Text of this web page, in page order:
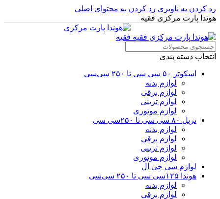
رد کردن به ناوبری رد کردن به محتوای اصلی
هوندا پارت مرکزی فقیه
انتخاب دسته بندی
اسکوتر ۵۰ سی سی تا ۲۵۰ سی‌سی
لوازم بدنه
لوازم برقی
لوازم تزینی
لوازم موتوری
تریل ۸۰ سی سی تا ۲۵۰سی سی
لوازم بدنه
لوازم برقی
لوازم تزینی
لوازم موتوری
لوازم سی جی ال
هوندا ۱۲۵سی سی تا ۲۵۰ سی‌سی
لوازم بدنه
لوازم برقی